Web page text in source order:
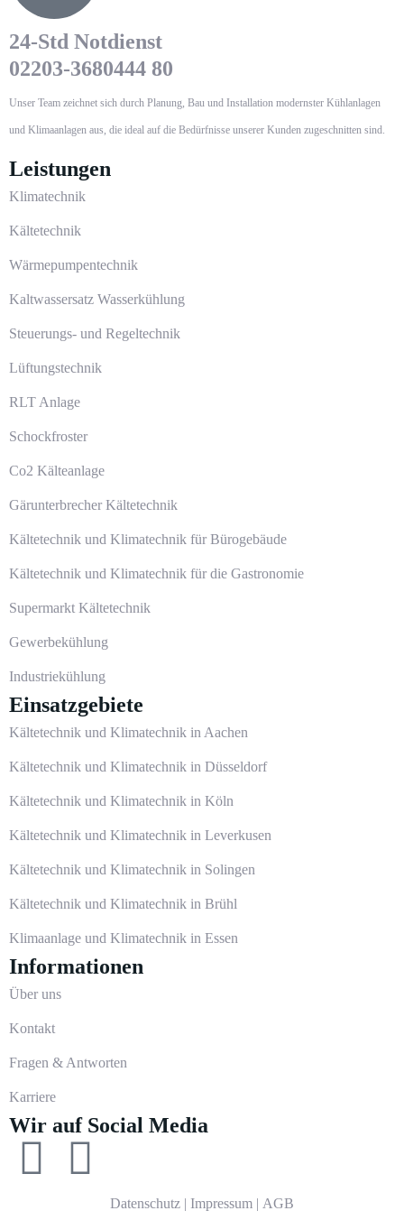
24-Std Notdienst
02203-3680444 80
Unser Team zeichnet sich durch Planung, Bau und Installation modernster Kühlanlagen
und Klimaanlagen aus, die ideal auf die Bedürfnisse unserer Kunden zugeschnitten sind.
Leistungen
Klimatechnik
Kältetechnik
Wärmepumpentechnik
Kaltwassersatz Wasserkühlung
Steuerungs- und Regeltechnik
Lüftungstechnik
RLT Anlage
Schockfroster
Co2 Kälteanlage
Gärunterbrecher Kältetechnik
Kältetechnik und Klimatechnik für Bürogebäude
Kältetechnik und Klimatechnik für die Gastronomie
Supermarkt Kältetechnik
Gewerbekühlung
Industriekühlung
Einsatzgebiete
Kältetechnik und Klimatechnik in Aachen
Kältetechnik und Klimatechnik in Düsseldorf
Kältetechnik und Klimatechnik in Köln
Kältetechnik und Klimatechnik in Leverkusen
Kältetechnik und Klimatechnik in Solingen
Kältetechnik und Klimatechnik in Brühl
Klimaanlage und Klimatechnik in Essen
Informationen
Über uns
Kontakt
Fragen & Antworten
Karriere
Wir auf Social Media
Datenschutz | Impressum | AGB